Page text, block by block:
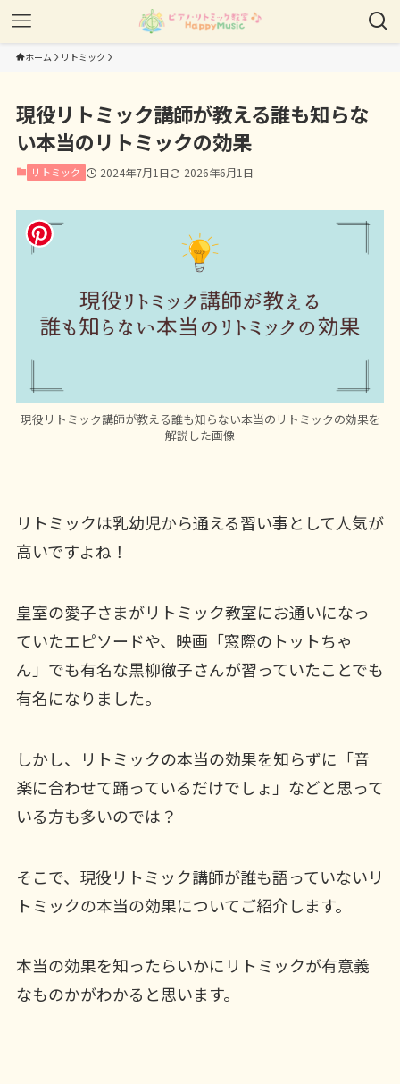
ホーム リトミック
現役リトミック講師が教える誰も知らな
い本当のリトミックの効果
リトミック 2024年7月1日 2026年6月1日
現役リトミック講師が教える誰も知らない本当のリトミックの効果を
解説した画像
リトミックは乳幼児から通える習い事として人気が
高いですよね！
皇室の愛子さまがリトミック教室にお通いになっ
ていたエピソードや、映画「窓際のトットちゃ
ん」でも有名な黒柳徹子さんが習っていたことでも
有名になりました。
しかし、リトミックの本当の効果を知らずに「音
楽に合わせて踊っているだけでしょ」などと思って
いる方も多いのでは？
そこで、現役リトミック講師が誰も語っていないリ
トミックの本当の効果についてご紹介します。
本当の効果を知ったらいかにリトミックが有意義
なものかがわかると思います。